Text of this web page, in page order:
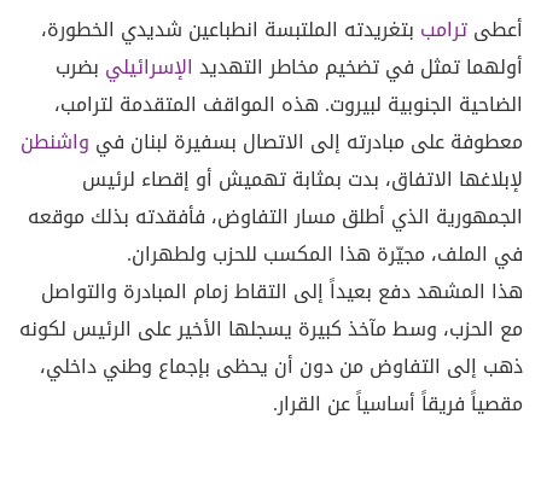
أعطىترامب بتغريدته الملتبسة انطباعين شديدي الخطورة،
أولهما تمثل في تضخيم مخاطر التهديد الإسرائيلي بضرب
الضاحية الجنوبية لبيروت. هذه المواقف المتقدمة لترامب،
معطوفة على مبادرته إلى الاتصال بسفيرة لبنان في واشنطن
لإبلاغها الاتفاق، بدت بمثابة تهميش أو إقصاء لرئيس
الجمهورية الذي أطلق مسار التفاوض، فأفقدته بذلك موقعه
في الملف، مجيّرة هذا المكسب للحزب ولطهران.
هذا المشهد دفع بعيداً إلى التقاط زمام المبادرة والتواصل
مع الحزب، وسط مآخذ كبيرة يسجلها الأخير على الرئيس لكونه
ذهب إلى التفاوض من دون أن يحظى بإجماع وطني داخلي،
مقصياً فريقاً أساسياً عن القرار.